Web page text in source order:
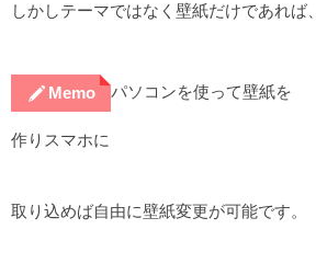
しかしテーマではなく壁紙だけであれば、
Memo パソコンを使って壁紙を
作りスマホに
取り込めば自由に壁紙変更が可能です。